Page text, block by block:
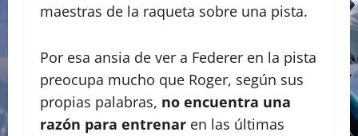
maestras de la raqueta sobre una pista.
Por esa ansia de ver a Federer en la pista
preocupa mucho que Roger, según sus
propias palabras, no encuentra una
razón para entrenar en las últimas